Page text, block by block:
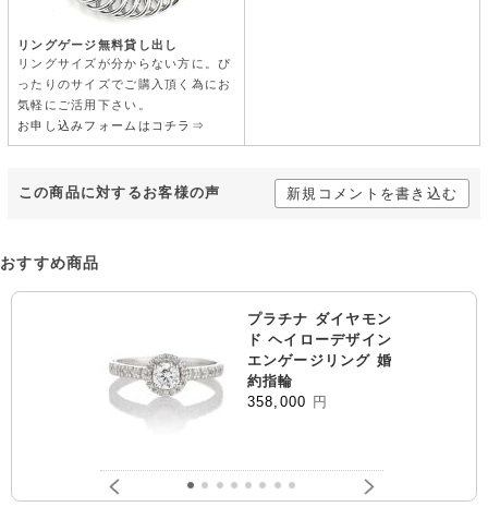
リングゲージ無料貸し出し
リングサイズが分からない方に。ぴ
ったりのサイズでご購入頂く為にお
気軽にご活用下さい。
お申し込みフォームはコチラ⇒
この商品に対するお客様の声 新規コメントを書き込む
おすすめ商品
プラチナ ダイヤモン
ド ヘイローデザイン
エンゲージリング 婚
約指輪
358,000 円